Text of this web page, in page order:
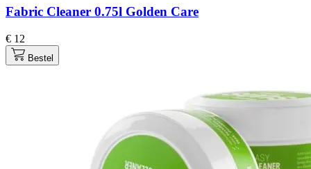
Fabric Cleaner 0.75l Golden Care
€ 12
Bestel